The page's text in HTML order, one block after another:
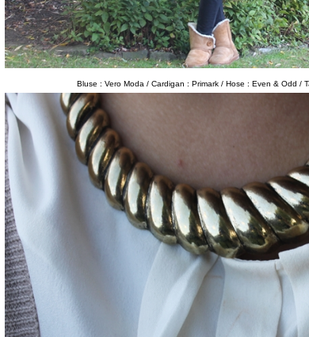
Bluse : Vero Moda / Cardigan : Primark / Hose : Even & Odd /